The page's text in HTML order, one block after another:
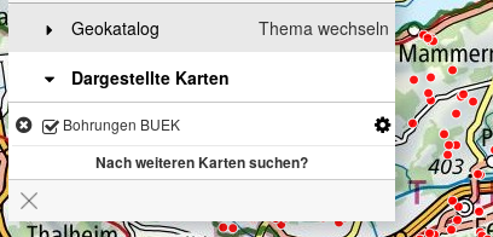
Thema wechseln
Geokatalog
Dargestellte Karten
Bohrungen BUEK
Nach weiteren Karten suchen?